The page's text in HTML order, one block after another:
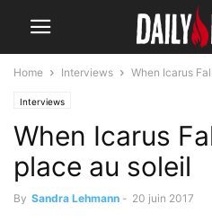
Home Interviews When Icarus
Interviews
When Icarus
place au soleil
By Sandra Lehmann - 20 juin 2017